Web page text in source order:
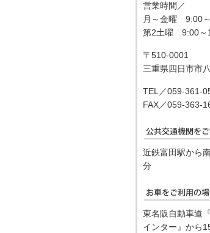
営業時間／
月～金曜 9:00
第2土曜 9:00～
〒510-0001
三重県四日市市
TEL／059-361-
FAX／059-363-
近鉄富田駅から
分
東名阪自動車道
インター』から